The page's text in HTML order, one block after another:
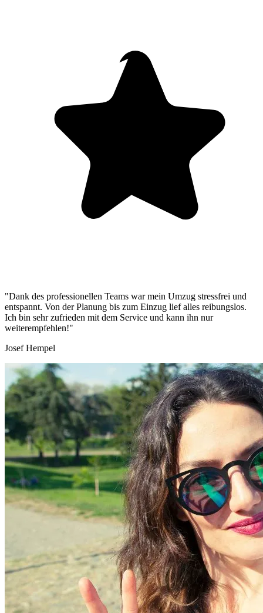
"Dank des professionellen Teams war mein Umzug stressfrei und
entspannt. Von der Planung bis zum Einzug lief alles reibungslos.
Ich bin sehr zufrieden mit dem Service und kann ihn nur
weiterempfehlen!"
Josef Hempel